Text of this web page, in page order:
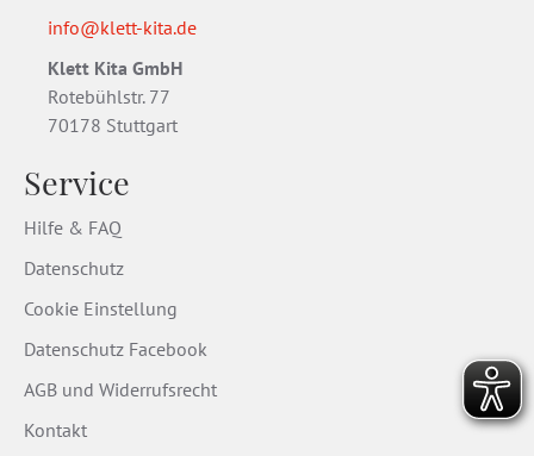
info@klett-kita.de
Klett Kita GmbH
Rotebühlstr. 77
70178 Stuttgart
Service
Hilfe & FAQ
Datenschutz
Cookie Einstellung
Datenschutz Facebook
AGB und Widerrufsrecht
Kontakt